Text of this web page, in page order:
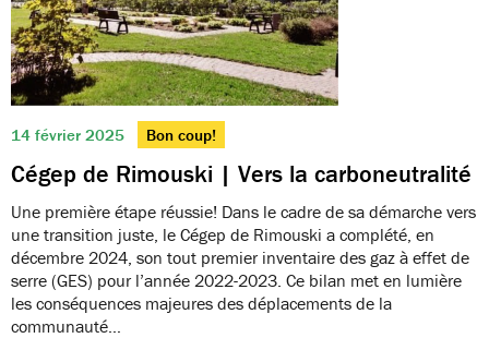
14 février 2025 Bon coup!
Cégep de Rimouski | Vers la carboneutralité
Une première étape réussie! Dans le cadre de sa démarche vers
une transition juste, le Cégep de Rimouski a complété, en
décembre 2024, son tout premier inventaire des gaz à effet de
serre (GES) pour l’année 2022-2023. Ce bilan met en lumière
les conséquences majeures des déplacements de la
communauté…